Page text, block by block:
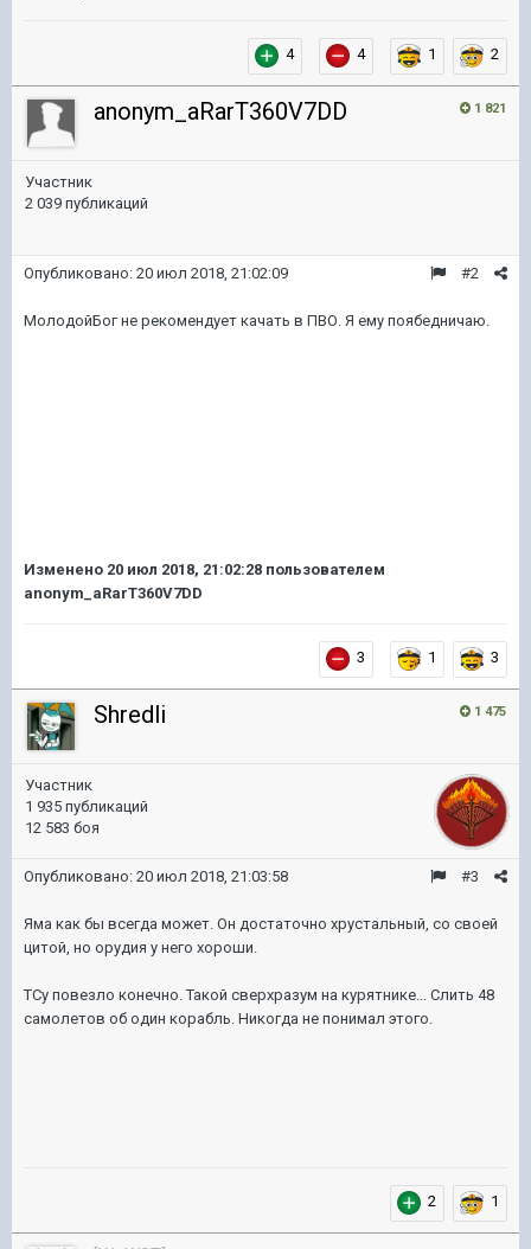
4 4 1 2
1 821
anonym_aRarT360V7DD
Участник
2 039 публикаций
#2
Опубликовано: 20 июл 2018, 21:02:09
МолодойБог не рекомендует качать в ПВО. Я ему поябедничаю.
Изменено 20 июл 2018, 21:02:28 пользователем
anonym_aRarT360V7DD
3 1 3
1 475
Shredli
Участник
1 935 публикаций
12 583 боя
#3
Опубликовано: 20 июл 2018, 21:03:58
Яма как бы всегда может. Он достаточно хрустальный, со своей
цитой, но орудия у него хороши.
ТСу повезло конечно. Такой сверхразум на курятнике... Слить 48
самолетов об один корабль. Никогда не понимал этого.
2 1